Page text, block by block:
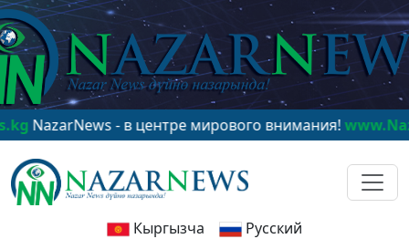
- в центре мирового внимания!
Кыргызча Русский